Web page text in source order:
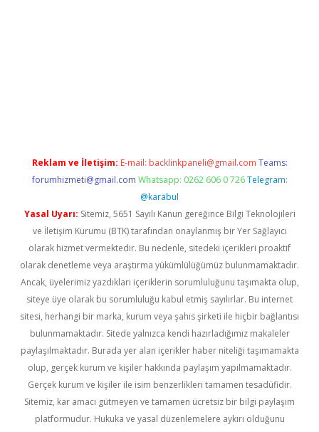
Reklam ve İletişim: E-mail: backlinkpaneli@gmail.com Teams:
forumhizmeti@gmail.com Whatsapp: 0262 606 0 726 Telegram:
@karabul
Yasal Uyarı: Sitemiz, 5651 Sayılı Kanun gereğince Bilgi Teknolojileri
ve İletişim Kurumu (BTK) tarafından onaylanmış bir Yer Sağlayıcı
olarak hizmet vermektedir. Bu nedenle, sitedeki içerikleri proaktif
olarak denetleme veya araştırma yükümlülüğümüz bulunmamaktadır.
Ancak, üyelerimiz yazdıkları içeriklerin sorumluluğunu taşımakta olup,
siteye üye olarak bu sorumluluğu kabul etmiş sayılırlar. Bu internet
sitesi, herhangi bir marka, kurum veya şahıs şirketi ile hiçbir bağlantısı
bulunmamaktadır. Sitede yalnızca kendi hazırladığımız makaleler
paylaşılmaktadır. Burada yer alan içerikler haber niteliği taşımamakta
olup, gerçek kurum ve kişiler hakkında paylaşım yapılmamaktadır.
Gerçek kurum ve kişiler ile isim benzerlikleri tamamen tesadüfidir.
Sitemiz, kar amacı gütmeyen ve tamamen ücretsiz bir bilgi paylaşım
platformudur. Hukuka ve yasal düzenlemelere aykırı olduğunu